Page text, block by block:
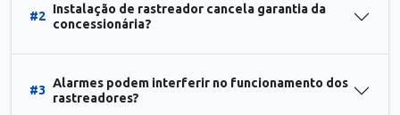
#2
Instalação de rastreador cancela garantia da
concessionária?
#3
Alarmes podem interferir no funcionamento dos
rastreadores?